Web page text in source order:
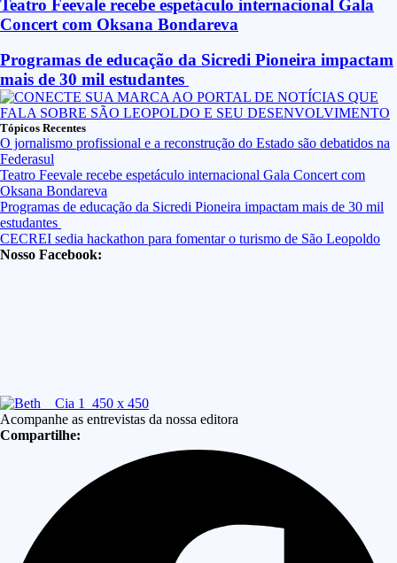
Teatro Feevale recebe espetáculo internacional Gala
Concert com Oksana Bondareva
Programas de educação da Sicredi Pioneira impactam
mais de 30 mil estudantes
Tópicos Recentes
O jornalismo profissional e a reconstrução do Estado são debatidos na
Federasul
Teatro Feevale recebe espetáculo internacional Gala Concert com
Oksana Bondareva
Programas de educação da Sicredi Pioneira impactam mais de 30 mil
estudantes
CECREI sedia hackathon para fomentar o turismo de São Leopoldo
Nosso Facebook:
Acompanhe as entrevistas da nossa editora
Compartilhe: